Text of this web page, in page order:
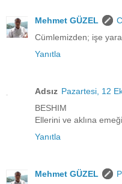
Mehmet GÜZEL
Cümlemizden; işe
Yanıtla
Adsız Pazartesi, 12
BESHIM
Ellerini ve aklına
Yanıtla
Mehmet GÜZEL